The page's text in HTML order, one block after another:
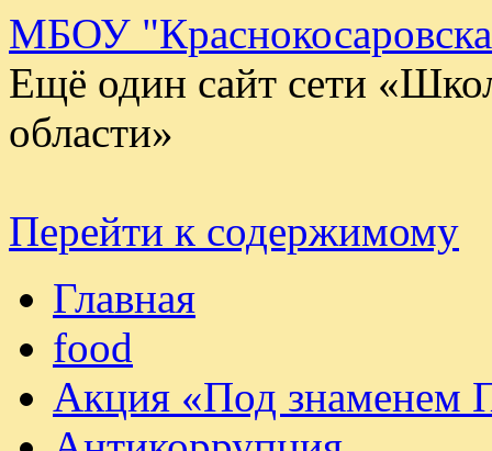
МБОУ
Ещё один сайт сети
области»
Перейти к содержимому
Главная
food
Акция «Под знаменем